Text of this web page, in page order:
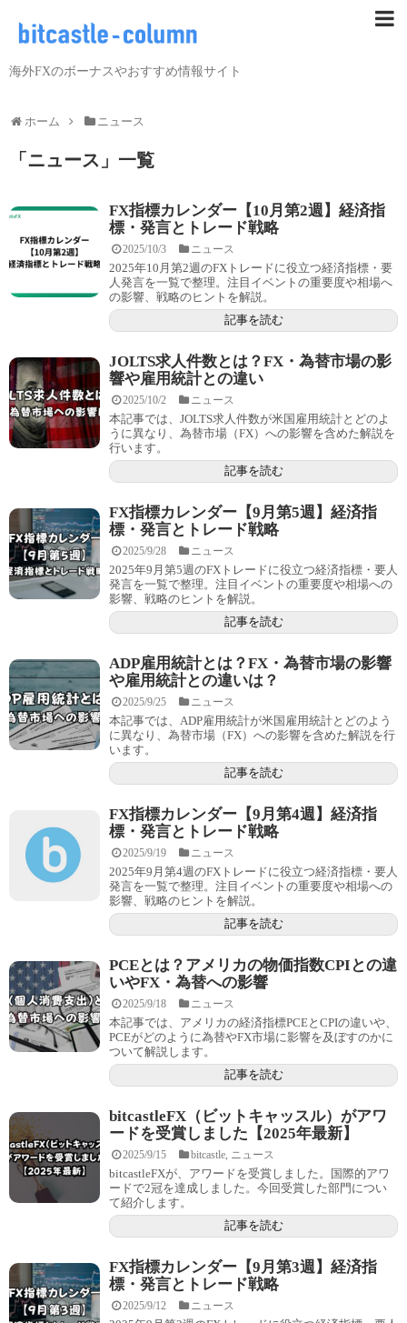
海外FXのボーナスやおすすめ情報サイト
ホーム ニュース
「 ニュース 」 一覧
FX指標カレンダー【10月第2週】経済指
標・発言とトレード戦略
2025/10/3 ニュース
2025年10月第2週のFXトレードに役立つ経済指標・要
人発言を一覧で整理。注目イベントの重要度や相場へ
の影響、戦略のヒントを解説。
記事を読む
JOLTS求人件数とは？FX・為替市場の影
響や雇用統計との違い
2025/10/2 ニュース
本記事では、JOLTS求人件数が米国雇用統計とどのよ
うに異なり、為替市場（FX）への影響を含めた解説を
行います。
記事を読む
FX指標カレンダー【9月第5週】経済指
標・発言とトレード戦略
2025/9/28 ニュース
2025年9月第5週のFXトレードに役立つ経済指標・要人
発言を一覧で整理。注目イベントの重要度や相場への
影響、戦略のヒントを解説。
記事を読む
ADP雇用統計とは？FX・為替市場の影響
や雇用統計との違いは？
2025/9/25 ニュース
本記事では、ADP雇用統計が米国雇用統計とどのよう
に異なり、為替市場（FX）への影響を含めた解説を行
います。
記事を読む
FX指標カレンダー【9月第4週】経済指
標・発言とトレード戦略
2025/9/19 ニュース
2025年9月第4週のFXトレードに役立つ経済指標・要人
発言を一覧で整理。注目イベントの重要度や相場への
影響、戦略のヒントを解説。
記事を読む
PCEとは？アメリカの物価指数CPIとの違
いやFX・為替への影響
2025/9/18 ニュース
本記事では、アメリカの経済指標PCEとCPIの違いや、
PCEがどのように為替やFX市場に影響を及ぼすのかに
ついて解説します。
記事を読む
bitcastleFX（ビットキャッスル）がアワ
ードを受賞しました【2025年最新】
2025/9/15 bitcastle, ニュース
bitcastleFXが、アワードを受賞しました。国際的アワ
ードで2冠を達成しました。今回受賞した部門につい
て紹介します。
記事を読む
FX指標カレンダー【9月第3週】経済指
標・発言とトレード戦略
2025/9/12 ニュース